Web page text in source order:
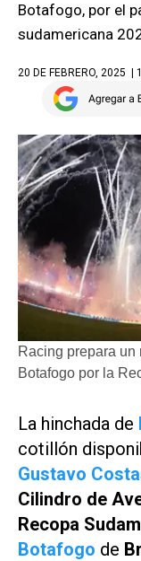
Botafogo, por el
sudamericana
20 DE FEBRERO, 2025 |
Racing prepara un
Botafogo por la
La hinchada de
cotillón
Gustavo
Cilindro de
Recopa
Botafogo de